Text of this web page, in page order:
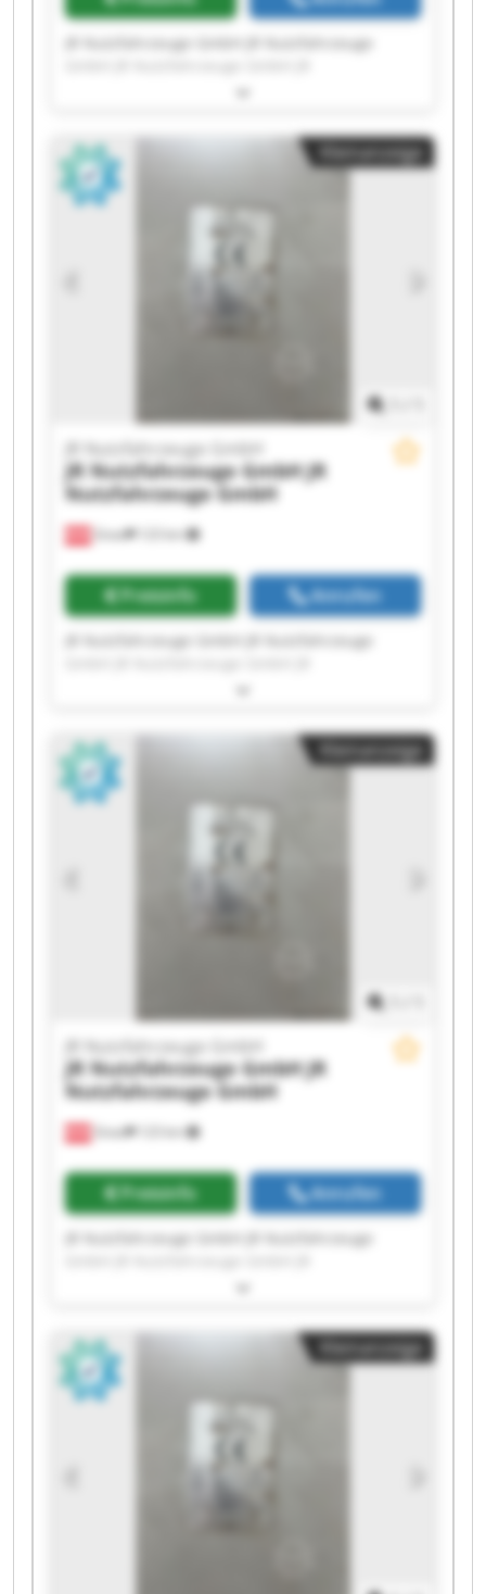
JR Nutzfahrzeuge GmbH JR Nutzfahrzeuge
Nutzfahrzeuge GmbH JR Nutzfahrzeuge GmbH
GmbH JR Nutzfahrzeuge GmbH JR
Nutzfahrzeuge GmbH JR Nutzfahrzeuge GmbH
JR Nutzfahrzeuge GmbH JR Nutzfahrzeuge
GmbH JR Nutzfahrzeuge GmbH JR
Nutzfahrzeuge GmbH JR Nutzfahrzeuge GmbH
JR Nutzfahrzeuge GmbH JR Nutzfahrzeuge
GmbH JR Nutzfahrzeuge GmbH JR
Nutzfahrzeuge GmbH JR Nutzfahrzeuge GmbH
Kleinanzeige
Gnas 123 km
JR Nutzfahrzeuge GmbH
JR Nutzfahrzeuge GmbHJR
Nutzfahrzeuge GmbH
Preisinfo Anrufen
JR Nutzfahrzeuge GmbH JR Nutzfahrzeuge
Nutzfahrzeuge GmbH JR Nutzfahrzeuge GmbH
GmbH JR Nutzfahrzeuge GmbH JR
Nutzfahrzeuge GmbH JR Nutzfahrzeuge GmbH
JR Nutzfahrzeuge GmbH JR Nutzfahrzeuge
GmbH JR Nutzfahrzeuge GmbH JR
Nutzfahrzeuge GmbH JR Nutzfahrzeuge GmbH
JR Nutzfahrzeuge GmbH JR Nutzfahrzeuge
GmbH JR Nutzfahrzeuge GmbH JR
Nutzfahrzeuge GmbH JR Nutzfahrzeuge GmbH
Kleinanzeige
Gnas 123 km
JR Nutzfahrzeuge GmbH
JR Nutzfahrzeuge GmbHJR
Nutzfahrzeuge GmbH
Preisinfo Anrufen
JR Nutzfahrzeuge GmbH JR Nutzfahrzeuge
Nutzfahrzeuge GmbH JR Nutzfahrzeuge GmbH
GmbH JR Nutzfahrzeuge GmbH JR
Nutzfahrzeuge GmbH JR Nutzfahrzeuge GmbH
JR Nutzfahrzeuge GmbH JR Nutzfahrzeuge
GmbH JR Nutzfahrzeuge GmbH JR
Nutzfahrzeuge GmbH JR Nutzfahrzeuge GmbH
JR Nutzfahrzeuge GmbH JR Nutzfahrzeuge
GmbH JR Nutzfahrzeuge GmbH JR
Nutzfahrzeuge GmbH JR Nutzfahrzeuge GmbH
Kleinanzeige